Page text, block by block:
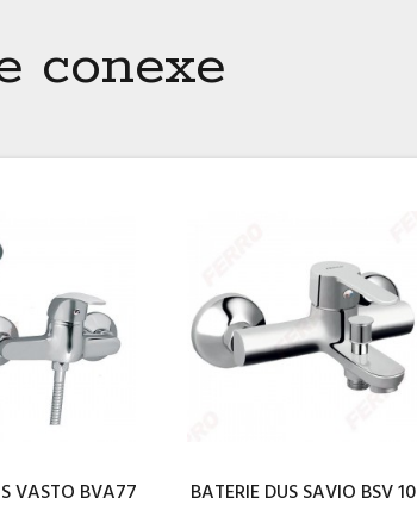
conexe
VASTO BVA77 BATERIE DUS SAVIO BSV 10